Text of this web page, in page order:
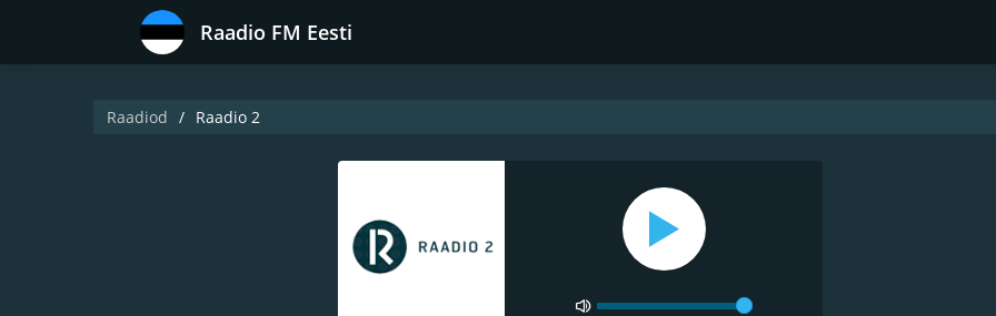
Raadio FM Eesti
Raadiod Raadio 2